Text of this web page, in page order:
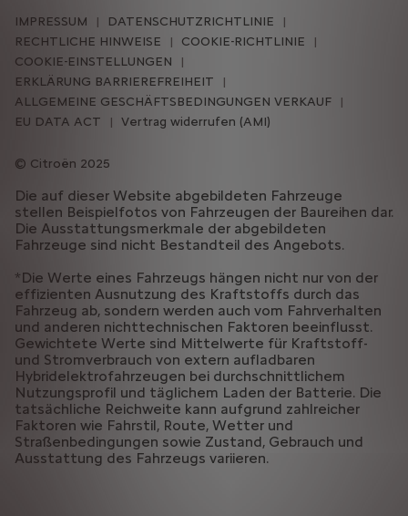
Citroën 2025
IMPRESSUM
DATENSCHUTZRICHTLINIE
RECHTLICHE HINWEISE
COOKIE-RICHTLINIE
COOKIE-EINSTELLUNGEN
ERKLÄRUNG BARRIEREFREIHEIT
ALLGEMEINE GESCHÄFTSBEDINGUNGEN VERKAUF
EU DATA ACT
Vertrag widerrufen (AMI)
Die auf dieser Website abgebildeten Fahrzeuge
stellen Beispielfotos von Fahrzeugen der Baureihen dar.
Die Ausstattungsmerkmale der abgebildeten
Fahrzeuge sind nicht Bestandteil des Angebots.
*Die Werte eines Fahrzeugs hängen nicht nur von der
effizienten Ausnutzung des Kraftstoffs durch das
Fahrzeug ab, sondern werden auch vom Fahrverhalten
und anderen nichttechnischen Faktoren beeinflusst.
Gewichtete Werte sind Mittelwerte für Kraftstoff-
und Stromverbrauch von extern aufladbaren
Hybridelektrofahrzeugen bei durchschnittlichem
Nutzungsprofil und täglichem Laden der Batterie. Die
tatsächliche Reichweite kann aufgrund zahlreicher
Faktoren wie Fahrstil, Route, Wetter und
Straßenbedingungen sowie Zustand, Gebrauch und
Ausstattung des Fahrzeugs variieren.